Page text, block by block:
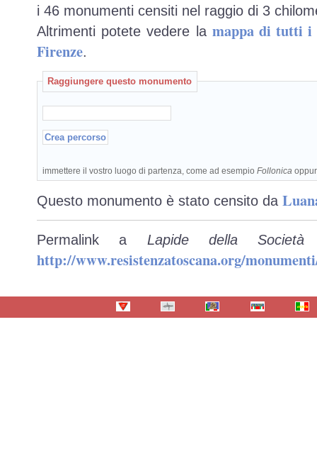
i 46 monumenti censiti nel raggio di 3
Altrimenti potete vedere la mappa di tutti i
Firenze.
Raggiungere questo monumento
immettere il vostro luogo di partenza, come ad esempio Follonica
Questo monumento è stato censito da
Permalink a Lapide della
http://www.resistenzatoscana.org/